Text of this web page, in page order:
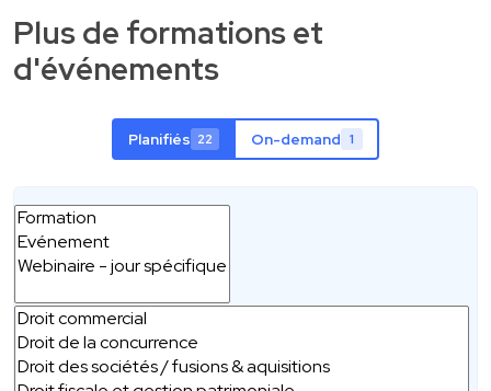
Plus de formations et
d'événements
Planifiés 22 On-demand 1